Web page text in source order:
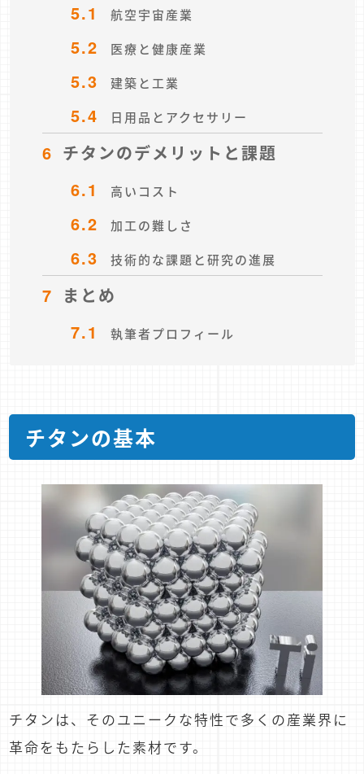
5.1
航空宇宙産業
5.2 医療と健康産業
5.3 建築と工業
5.4 日用品とアクセサリー
6 チタンのデメリットと課題
6.1
高いコスト
6.2 加工の難しさ
6.3 技術的な課題と研究の進展
7 まとめ
7.1
執筆者プロフィール
チタンの基本
チタンは、そのユニークな特性で多くの産業界に
革命をもたらした素材です。